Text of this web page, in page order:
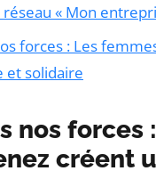
réseau « Mon
forces : Les
et solidaire
nos
créent